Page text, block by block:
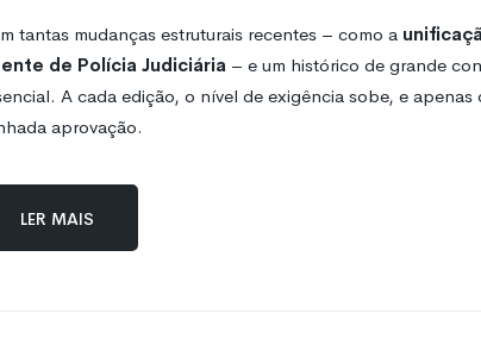
tantas mudanças estruturais recentes – como a
de Polícia Judiciária – e um histórico de grande
A cada edição, o nível de exigência sobe, e
aprovação.
Ler mais